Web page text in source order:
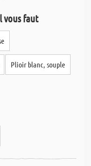
vous faut
Plioir blanc, souple